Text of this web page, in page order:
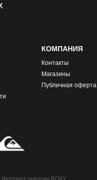
КОМПАНИЯ
Контакты
Магазины
Публичная оферта